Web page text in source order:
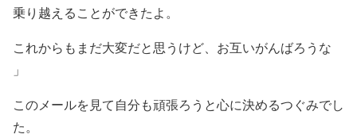
乗り越えることができたよ。
これからもまだ大変だと思うけど、お互いがんばろうな
」
このメールを見て自分も頑張ろうと心に決めるつぐみでし
た。